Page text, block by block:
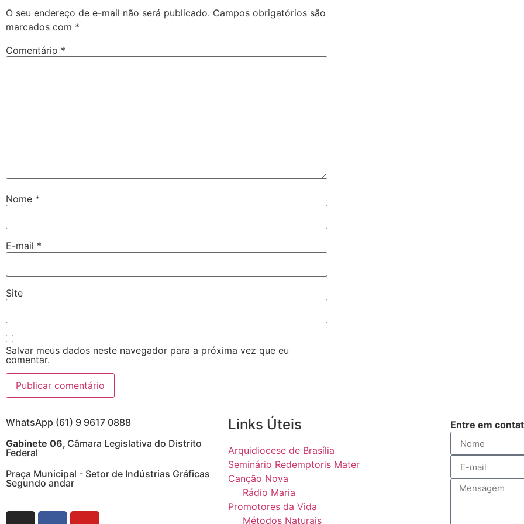
O seu endereço de e-mail não será publicado. Campos obrigatórios são
marcados com *
Comentário *
Nome *
E-mail *
Site
Salvar meus dados neste navegador para a próxima vez que eu
comentar.
WhatsApp (61) 9 9617 0888
Gabinete 06, Câmara Legislativa do Distrito
Federal
Praça Municipal - Setor de Indústrias Gráficas
Segundo andar
Links Úteis
Arquidiocese de Brasília
Seminário Redemptoris Mater
Canção Nova
Rádio Maria
Promotores da Vida
Métodos Naturais
Entre em